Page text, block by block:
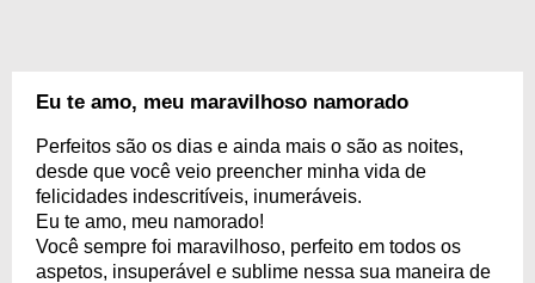
Eu te amo, meu maravilhoso namorado
Perfeitos são os dias e ainda mais o são as noites,
desde que você veio preencher minha vida de
felicidades indescritíveis, inumeráveis.
Eu te amo, meu namorado!
Você sempre foi maravilhoso, perfeito em todos os
aspetos, insuperável e sublime nessa sua maneira de